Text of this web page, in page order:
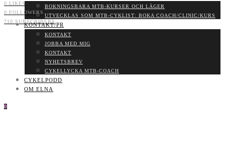
0 LIKES
0 FOLLOWERS
710 SUBSCRIBERS
BOKNINGSBARA MTB-KURSER OCH LÄGER
UTVECKLAS SOM MTB-CYKLIST: BOKA COACH/CLINIC/KURS
KONTAKT/PR
KONTAKT
JOBBA MED MIG
KONTAKT
NYHETSBREV
CYKELLYCKA MTB-COACH
CYKELPODD
OM ELNA
0